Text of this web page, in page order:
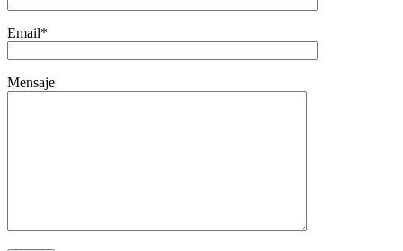
Email*
Mensaje